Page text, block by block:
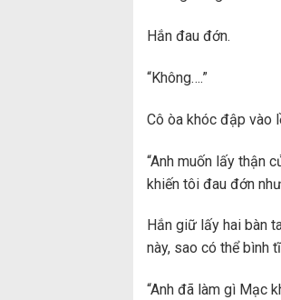
Hắn đau đớn.
“Không….”
Cô òa khóc đập vào
“Anh muốn lấy thận
khiến tôi đau đớn
Hắn giữ lấy hai bàn
này, sao có thể bình
“Anh đã làm gì Mạc